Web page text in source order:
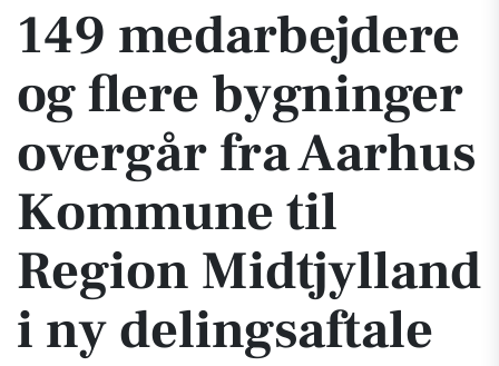
149 medarbejdere
og flere bygninger
overgår fra Aarhus
Kommune til
Region Midtjylland
i ny delingsaftale